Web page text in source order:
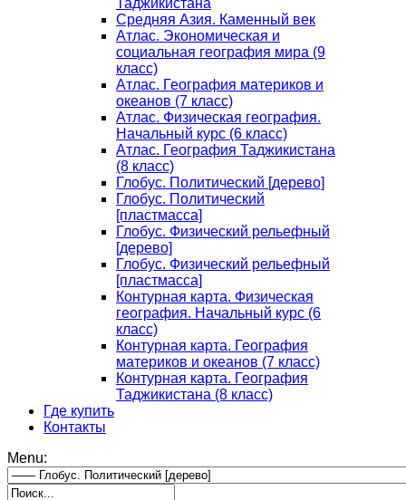
Средняя Азия. Каменный век
Атлас. Экономическая и
социальная география мира (9
класс)
Атлас. География материков и
океанов (7 класс)
Атлас. Физическая география.
Начальный курс (6 класс)
Атлас. География Таджикистана
(8 класс)
Глобус. Политический [дерево]
Глобус. Политический
[пластмасса]
Глобус. Физический рельефный
[дерево]
Глобус. Физический рельефный
[пластмасса]
Контурная карта. Физическая
география. Начальный курс (6
класс)
Контурная карта. География
материков и океанов (7 класс)
Контурная карта. География
Таджикистана (8 класс)
Где купить
Контакты
Menu: